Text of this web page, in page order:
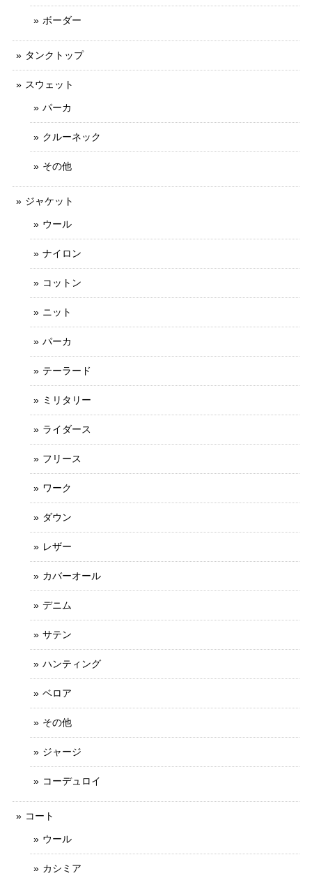
ボーダー
タンクトップ
スウェット
パーカ
クルーネック
その他
ジャケット
ウール
ナイロン
コットン
ニット
パーカ
テーラード
ミリタリー
ライダース
フリース
ワーク
ダウン
レザー
カバーオール
デニム
サテン
ハンティング
ベロア
その他
ジャージ
コーデュロイ
コート
ウール
カシミア